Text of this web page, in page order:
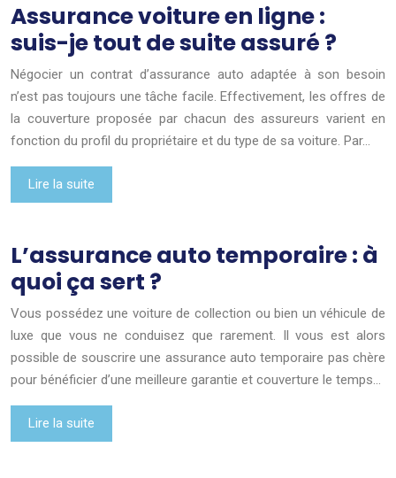
Assurance voiture en ligne :
suis-je tout de suite assuré ?
Négocier un contrat d’assurance auto adaptée à son besoin
n’est pas toujours une tâche facile. Effectivement, les offres de
la couverture proposée par chacun des assureurs varient en
fonction du profil du propriétaire et du type de sa voiture. Par…
Lire la suite
L’assurance auto temporaire : à
quoi ça sert ?
Vous possédez une voiture de collection ou bien un véhicule de
luxe que vous ne conduisez que rarement. Il vous est alors
possible de souscrire une assurance auto temporaire pas chère
pour bénéficier d’une meilleure garantie et couverture le temps…
Lire la suite